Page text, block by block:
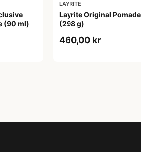
(90 ml)
LAYRITE
Layrite Original Pomade
(298 g)
460,00 kr